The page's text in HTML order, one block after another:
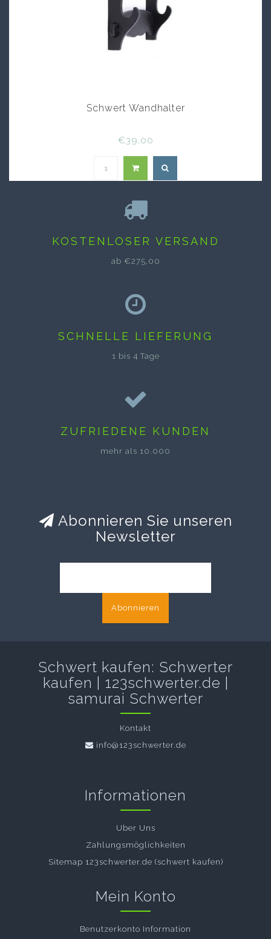
Schwert Wandhalter
€39,00
KOSTENLOSER VERSAND
ab €275,00
SCHNELLE LIEFERUNG
1 bis 4 Tage
ZUFRIEDENE KUNDEN
mehr als 10.000
Abonnieren Sie unseren
Newsletter
Abonnieren
Schwert kaufen: Schwerter
kaufen | 123schwerter.de |
samurai Schwerter
Kontakt
info@123schwerter.de
Informationen
Uber Uns
Zahlungsmöglichkeiten
Sitemap 123schwerter.de (schwert kaufen)
Mein Konto
Benutzerkonto Information